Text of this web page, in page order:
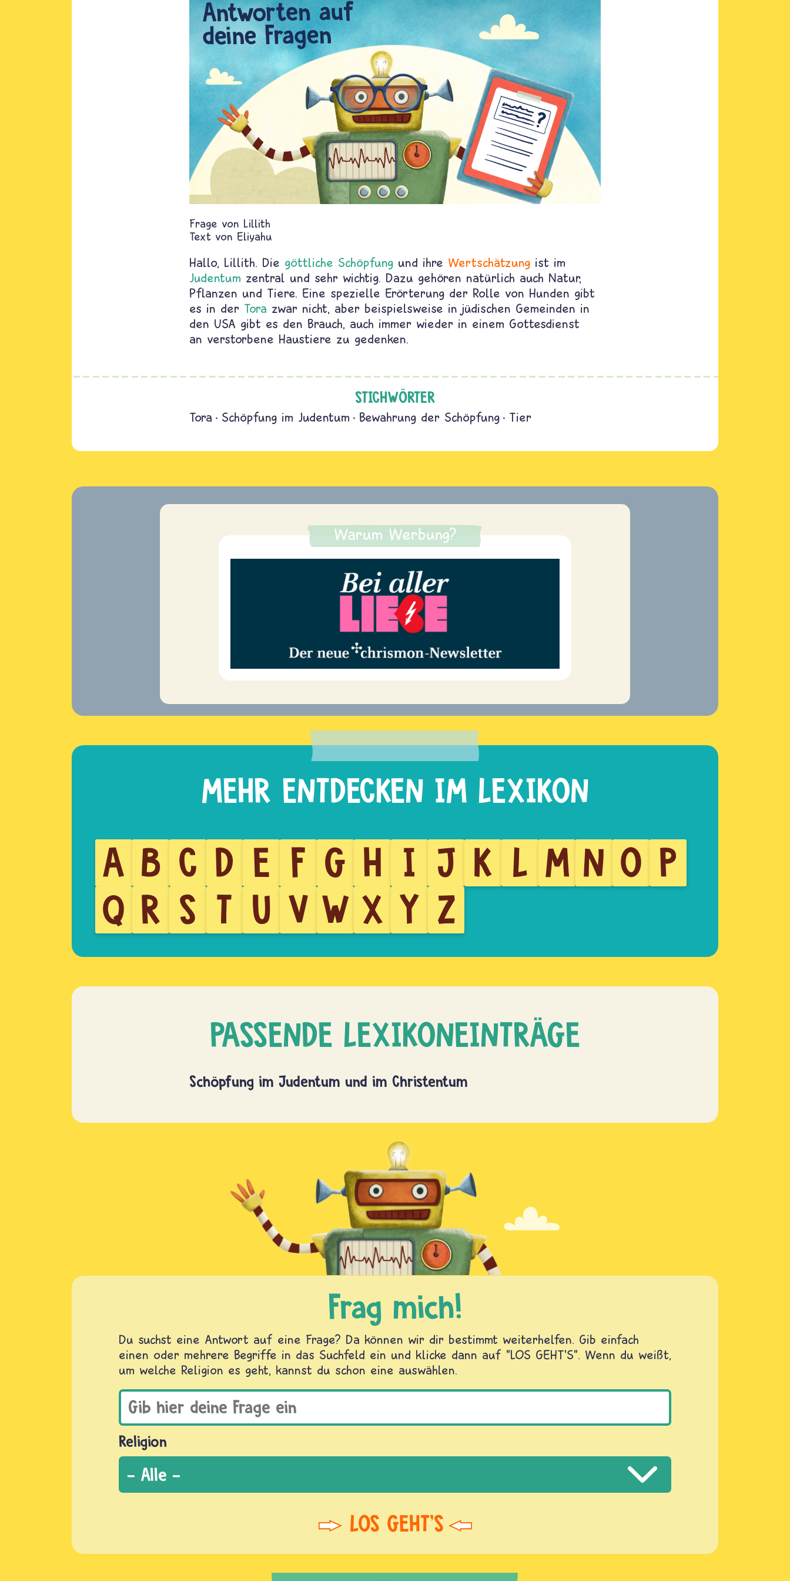
Lillith
Text von Eliyahu
Hallo, Lillith. Die göttliche Schöpfung und ihre Wertschätzung ist im
Judentum zentral und sehr wichtig. Dazu gehören natürlich auch Natur,
Pflanzen und Tiere. Eine spezielle Erörterung der Rolle von Hunden gibt
es in der Tora zwar nicht, aber beispielsweise in jüdischen Gemeinden in
den USA gibt es den Brauch, auch immer wieder in einem Gottesdienst
an verstorbene Haustiere zu gedenken.
STICHWÖRTER
Tora Schöpfung im Judentum Bewahrung der Schöpfung Tier
Warum Werbung?
A B C D E F G H I J K L M N O P
Q R S T U V W X Y Z
PASSENDE LEXIKONEINTRÄGE
Schöpfung im Judentum und im Christentum
Frag mich!
Du suchst eine Antwort auf eine Frage? Da können wir dir bestimmt weiterhelfen. Gib einfach
einen oder mehrere Begriffe in das Suchfeld ein und klicke dann auf "LOS GEHT'S". Wenn du weißt,
um welche Religion es geht, kannst du schon eine auswählen.
Religion